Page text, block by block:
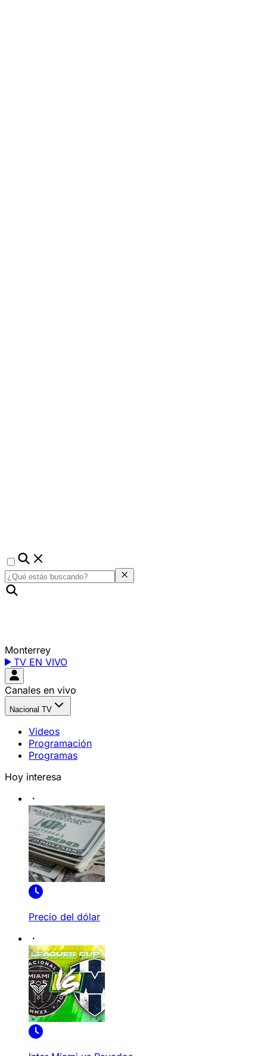
Monterrey
TV EN VIVO
Canales en vivo
Nacional TV
Videos
Programación
Programas
Hoy interesa
Precio del dólar